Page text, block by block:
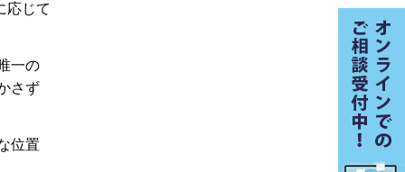
応じて
一の
さず
位置